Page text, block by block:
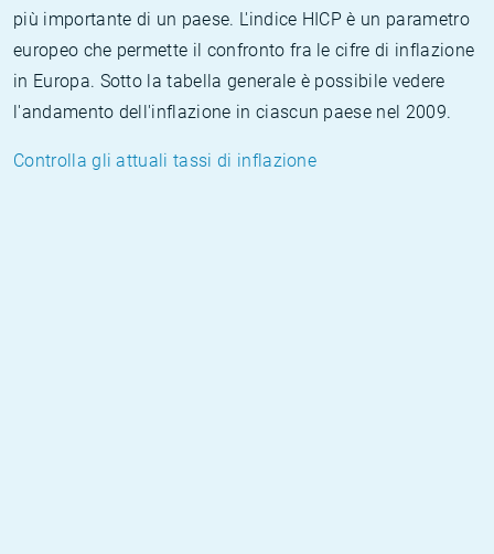
più importante di un paese. L'indice HICP è un parametro
europeo che permette il confronto fra le cifre di inflazione
in Europa. Sotto la tabella generale è possibile vedere
l'andamento dell'inflazione in ciascun paese nel 2009.
Controlla gli attuali tassi di inflazione